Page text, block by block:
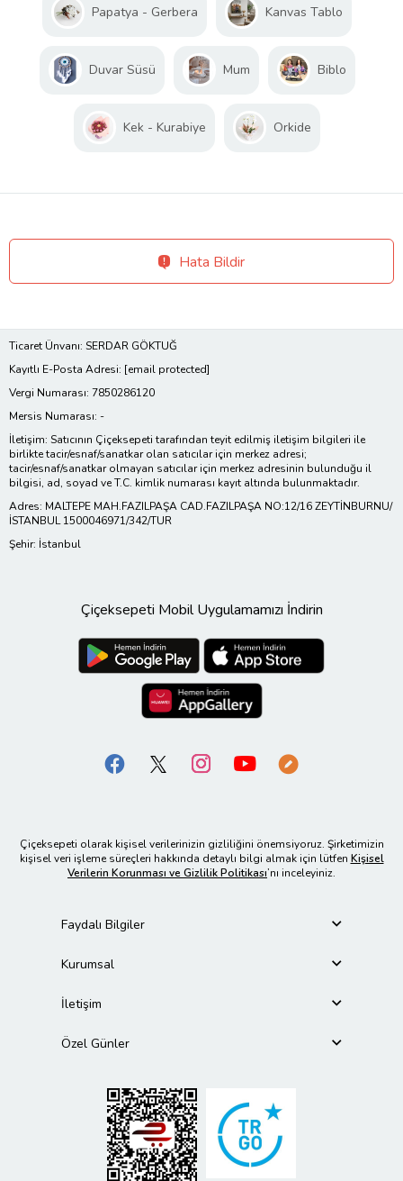
Papatya - Gerbera Kanvas Tablo
Duvar Süsü Mum Biblo
Kek - Kurabiye Orkide
Hata Bildir
Ticaret Ünvanı: SERDAR GÖKTUĞ
Kayıtlı E-Posta Adresi: [email protected]
Vergi Numarası: 7850286120
Mersis Numarası: -
İletişim: Satıcının Çiçeksepeti tarafından teyit edilmiş iletişim bilgileri ile
birlikte tacir/esnaf/sanatkar olan satıcılar için merkez adresi;
tacir/esnaf/sanatkar olmayan satıcılar için merkez adresinin bulunduğu il
bilgisi, ad, soyad ve T.C. kimlik numarası kayıt altında bulunmaktadır.
Adres: MALTEPE MAH.FAZILPAŞA CAD.FAZILPAŞA NO:12/16 ZEYTİNBURNU/
İSTANBUL 1500046971/342/TUR
Şehir: İstanbul
Çiçeksepeti Mobil Uygulamamızı İndirin
Çiçeksepeti olarak kişisel verilerinizin gizliliğini önemsiyoruz. Şirketimizin
kişisel veri işleme süreçleri hakkında detaylı bilgi almak için lütfen Kişisel
Verilerin Korunması ve Gizlilik Politikası’nı inceleyiniz.
Faydalı Bilgiler
Kurumsal
İletişim
Özel Günler